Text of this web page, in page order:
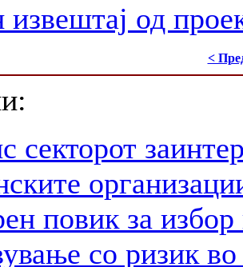
од
<
секторот
повик за избор
со ризик